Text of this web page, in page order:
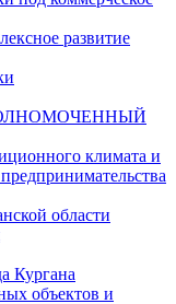
развитие
климата и
области
Кургана
объектов и